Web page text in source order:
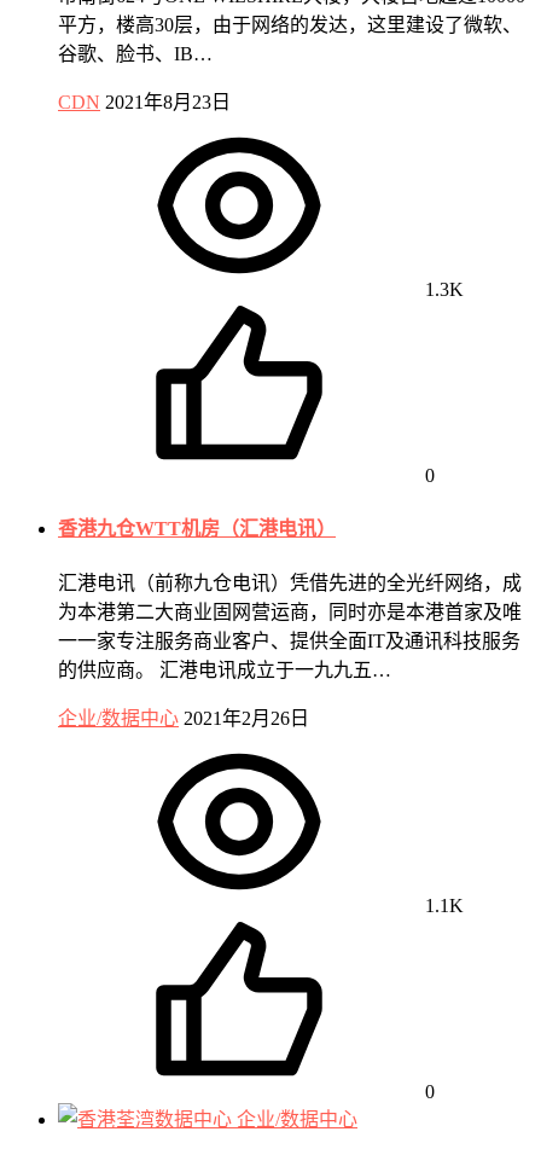
平方，楼高30层，由于网络的发达，这里建设了微软、
谷歌、脸书、IB…
CDN 2021年8月23日
1.3K
0
香港九仓WTT机房（汇港电讯）
汇港电讯（前称九仓电讯）凭借先进的全光纤网络，成
为本港第二大商业固网营运商，同时亦是本港首家及唯
一一家专注服务商业客户、提供全面IT及通讯科技服务
的供应商。 汇港电讯成立于一九九五…
企业/数据中心 2021年2月26日
1.1K
0
企业/数据中心